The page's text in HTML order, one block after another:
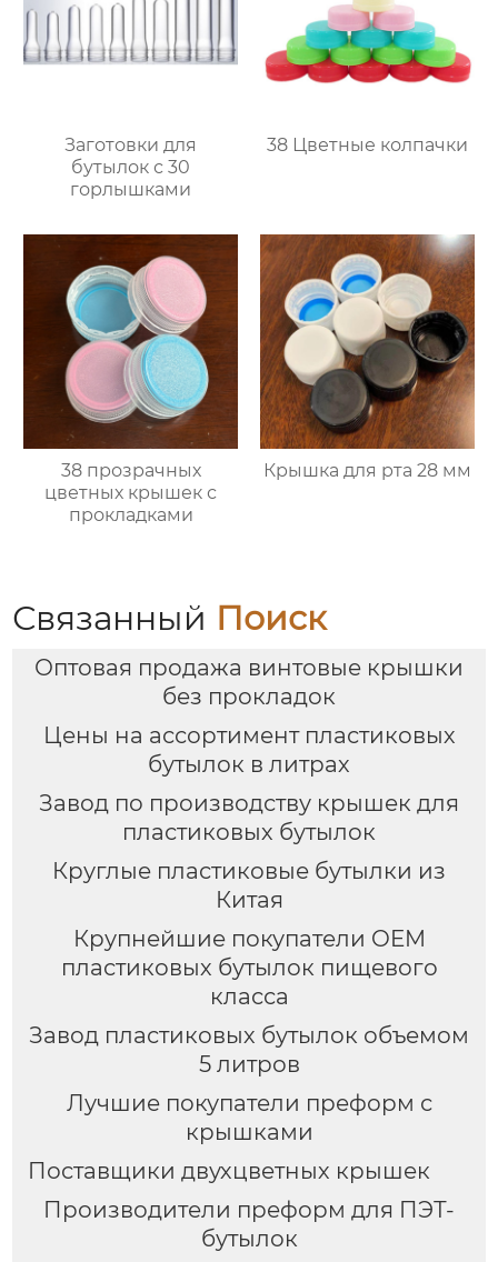
Заготовки для
бутылок с 30
горлышками
38 Цветные колпачки
38 прозрачных
цветных крышек с
прокладками
Крышка для рта 28 мм
Связанный Поиск
Оптовая продажа винтовые крышки
без прокладок
Цены на ассортимент пластиковых
бутылок в литрах
Завод по производству крышек для
пластиковых бутылок
Круглые пластиковые бутылки из
Китая
Крупнейшие покупатели OEM
пластиковых бутылок пищевого
класса
Завод пластиковых бутылок объемом
5 литров
Лучшие покупатели преформ с
крышками
Поставщики двухцветных крышек
Производители преформ для ПЭТ-
бутылок